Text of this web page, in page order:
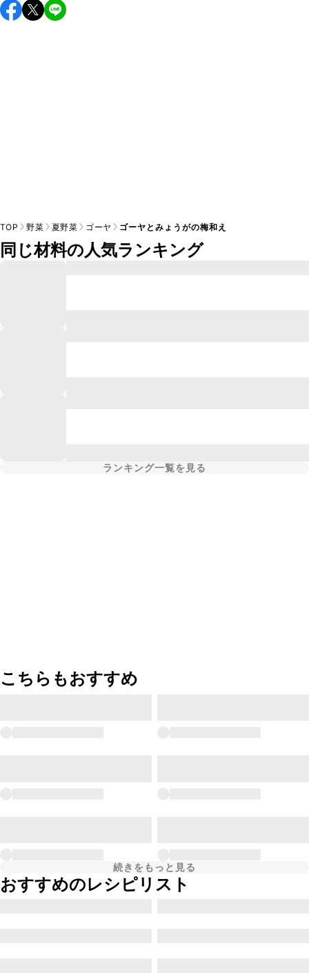
保存期間は冷蔵で当日中が目安です。なるべくお早めにお召
し上がりください。
TOP 野菜 夏野菜 ゴーヤ ゴーヤとみょうがの梅和え
同じ材料の人気ランキング
ランキング一覧を見る
こちらもおすすめ
続きをもっと見る
おすすめのレシピリスト